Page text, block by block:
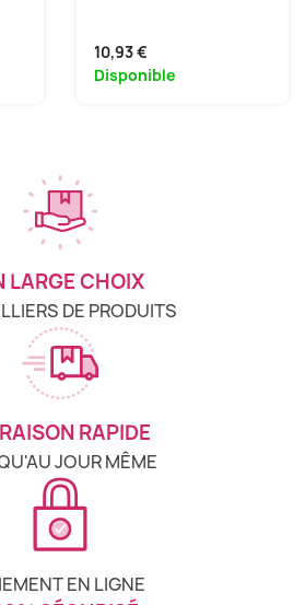
10,93 €
Disponible
LARGE CHOIX
DE PRODUITS
RAPIDE
JOUR MÊME
EN LIGNE